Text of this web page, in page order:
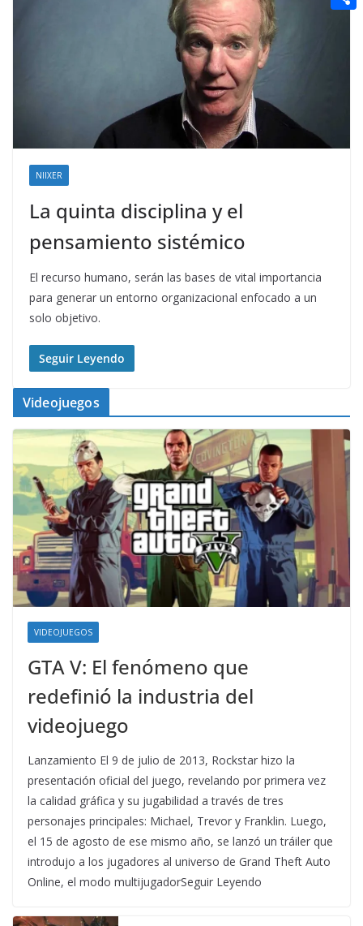
NIIXER
La quinta disciplina y el
pensamiento sistémico
El recurso humano, serán las bases de vital importancia
para generar un entorno organizacional enfocado a un
solo objetivo.
Seguir Leyendo
Videojuegos
VIDEOJUEGOS
GTA V: El fenómeno que
redefinió la industria del
videojuego
Lanzamiento El 9 de julio de 2013, Rockstar hizo la
presentación oficial del juego, revelando por primera vez
la calidad gráfica y su jugabilidad a través de tres
personajes principales: Michael, Trevor y Franklin. Luego,
el 15 de agosto de ese mismo año, se lanzó un tráiler que
introdujo a los jugadores al universo de Grand Theft Auto
Online, el modo multijugadorSeguir Leyendo
n
a
r